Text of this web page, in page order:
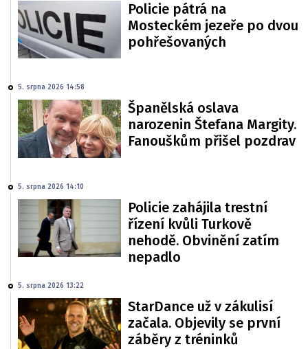
Policie pátrá na
Mosteckém jezeře po dvou
pohřešovaných
5. srpna 2026 14:58
Španělská oslava
narozenin Štefana Margity.
Fanouškům přišel pozdrav
5. srpna 2026 14:10
Policie zahájila trestní
řízení kvůli Turkově
nehodě. Obvinění zatím
nepadlo
5. srpna 2026 13:22
StarDance už v zákulisí
začala. Objevily se první
záběry z tréninků